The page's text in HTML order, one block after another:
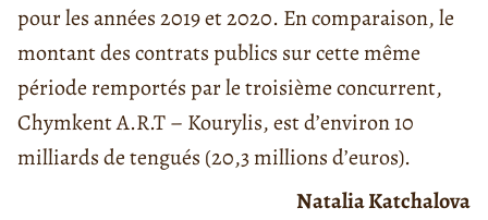
pour les années 2019 et 2020. En comparaison, le
montant des contrats publics sur cette même
période remportés par le troisième concurrent,
Chymkent A.R.T – Kourylis, est d’environ 10
milliards de tengués (20,3 millions d’euros).
Natalia Katchalova